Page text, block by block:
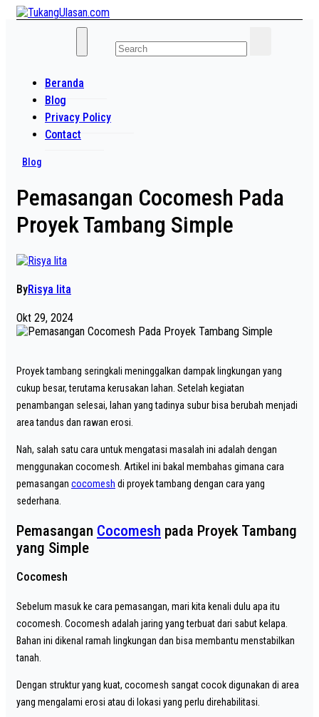
Skip
TukangUlasan.com
Beranda
Blog
Privacy Policy
Contact
Blog
Pemasangan Cocomesh Pada
Proyek Tambang Simple
ByRisya lita
Okt 29, 2024
Proyek tambang seringkali meninggalkan dampak lingkungan yang
cukup besar, terutama kerusakan lahan. Setelah kegiatan
penambangan selesai, lahan yang tadinya subur bisa berubah menjadi
area tandus dan rawan erosi.
Nah, salah satu cara untuk mengatasi masalah ini adalah dengan
menggunakan cocomesh. Artikel ini bakal membahas gimana cara
pemasangan cocomesh di proyek tambang dengan cara yang
sederhana.
Pemasangan Cocomesh pada Proyek Tambang
yang Simple
Cocomesh
Sebelum masuk ke cara pemasangan, mari kita kenali dulu apa itu
cocomesh. Cocomesh adalah jaring yang terbuat dari sabut kelapa.
Bahan ini dikenal ramah lingkungan dan bisa membantu menstabilkan
tanah.
Dengan struktur yang kuat, cocomesh sangat cocok digunakan di area
yang mengalami erosi atau di lokasi yang perlu direhabilitasi.